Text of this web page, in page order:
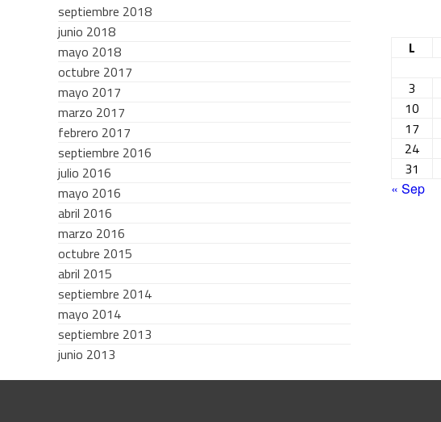
septiembre 2018
junio 2018
mayo 2018
octubre 2017
mayo 2017
marzo 2017
febrero 2017
septiembre 2016
julio 2016
mayo 2016
abril 2016
marzo 2016
octubre 2015
abril 2015
septiembre 2014
mayo 2014
septiembre 2013
junio 2013
L
3
10
17
24
31
« Sep